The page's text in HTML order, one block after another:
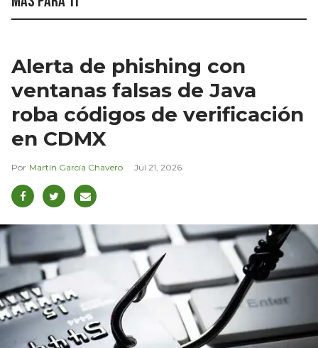
Alerta de phishing con
ventanas falsas de Java
roba códigos de verificación
en CDMX
Martín García Chavero Jul 21, 2026